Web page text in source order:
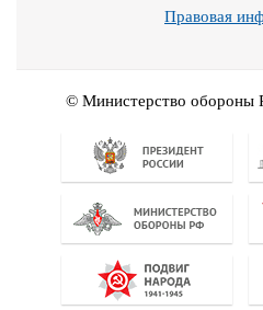
Правовая
© Министерство обороны